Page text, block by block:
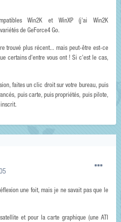
Win2K et WinXP (j'ai Win2K
de GeForce4 Go.
trouvé plus récent... mais peut-être est-ce
certains d'entre vous ont ! Si c'est le cas,
faites un clic droit sur votre bureau, puis
puis carte, puis propriétés, puis pilote,
inscrit.
une foit, mais je ne savait pas que le
et pour la carte graphique (une ATI